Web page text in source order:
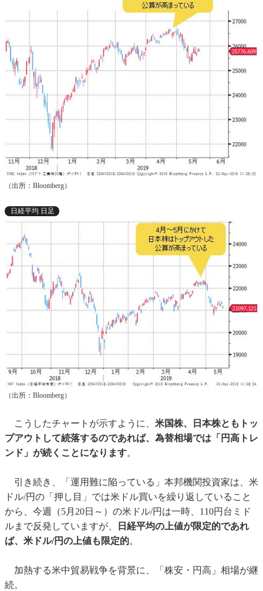
（出所：Bloomberg）
日経平均 日足
（出所：Bloomberg）
こうしたチャートが示すように、 米国株、日本株ともトッ
プアウトして続落するのであれば、為替相場では「円高トレ
ンド」が続くことになります。
引き続き、「運用難に陥っている」本邦機関投資家は、米
ドル/円の「押し目」では米ドル買いを繰り返していること
から、今週（5月20日～）の米ドル/円は一時、110円台ミド
ルまで反発していますが、
日経平均の上値が限定的であれ
ば、米ドル/円の上値も限定的。
加熱する米中貿易戦争を背景に、「株安・円高」相場が継
続。